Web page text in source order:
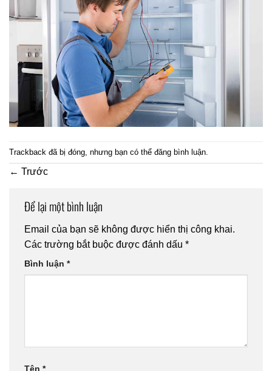
Trackback đã bị đóng, nhưng bạn có thể đăng bình luận
← Trước
Để lại một bình luận
Email của bạn sẽ không được hiển thị công khai.
Các trường bắt buộc được đánh dấu *
Bình luận *
Tên *